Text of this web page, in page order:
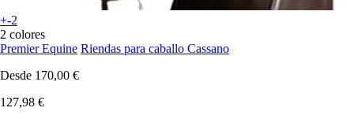
+-2
2 colores
Premier Equine Riendas para caballo Cassano
Desde 170,00 €
127,98 €